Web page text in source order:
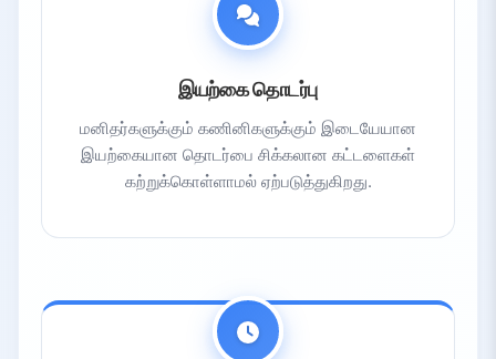
இயற்கை தொடர்பு
மனிதர்களுக்கும் கணினிகளுக்கும் இடையேயான
இயற்கையான தொடர்பை சிக்கலான கட்டளைகள்
கற்றுக்கொள்ளாமல் ஏற்படுத்துகிறது.